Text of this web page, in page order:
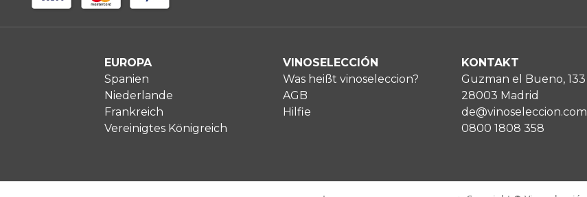
EUROPA
Spanien
Niederlande
Frankreich
Vereinigtes Königreich
VINOSELECCIÓN
Was heißt vinoseleccion?
AGB
Hilfie
KONTAKT
Guzman el Bueno, 133
28003 Madrid
de@vinoseleccion.com
0800 1808 358